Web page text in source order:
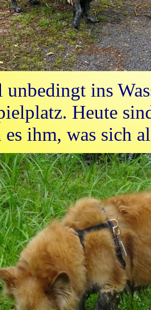
ins
Heute
es ihm, was sich